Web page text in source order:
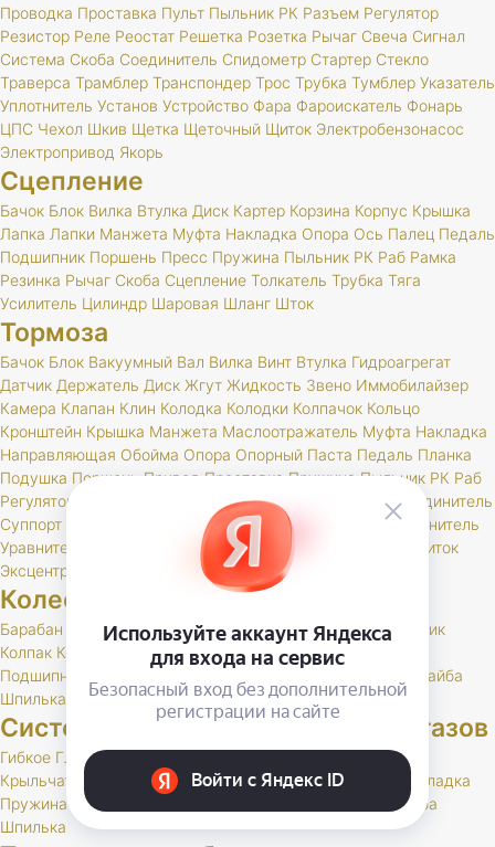
Проводка Проставка Пульт Пыльник РК Разъем Регулятор
Резистор Реле Реостат Решетка Розетка Рычаг Свеча Сигнал
Система Скоба Соединитель Спидометр Стартер Стекло
Траверса Трамблер Транспондер Трос Трубка Тумблер Указатель
Уплотнитель Установ Устройство Фара Фароискатель Фонарь
ЦПС Чехол Шкив Щетка Щеточный Щиток Электробензонасос
Электропривод Якорь
Сцепление
Бачок Блок Вилка Втулка Диск Картер Корзина Корпус Крышка
Лапка Лапки Манжета Муфта Накладка Опора Ось Палец Педаль
Подшипник Поршень Пресс Пружина Пыльник РК Раб Рамка
Резинка Рычаг Скоба Сцепление Толкатель Трубка Тяга
Усилитель Цилиндр Шаровая Шланг Шток
Тормоза
Бачок Блок Вакуумный Вал Вилка Винт Втулка Гидроагрегат
Датчик Держатель Диск Жгут Жидкость Звено Иммобилайзер
Камера Клапан Клин Колодка Колодки Колпачок Кольцо
Кронштейн Крышка Манжета Маслоотражатель Муфта Накладка
Направляющая Обойма Опора Опорный Паста Педаль Планка
Подушка Поршень Привод Проставка Пружина Пыльник РК Раб
Регулятор
Сектор Сигнальное Скоба Соединитель
Суппорт
Тройник Трос Тяга Удлинитель
Уравнитель
Чехол Шайба Шланг
Щиток
Эксцентрик
Колеса и шины
Барабан Брызговик Буфер Гайка Держатель Диск Золотник
Колпак Колпачок Кольцо Кронштейн Маслоотражатель
Подшипник
Шайба
Шпилька
Штуцер
Система выпуска отработавших газов
Гибкое Глушитель
Кронштейн
Крыльчатка
Нейтрализатор Планка Подушка
Прокладка
Пружина
РК
Шайба
Шпилька